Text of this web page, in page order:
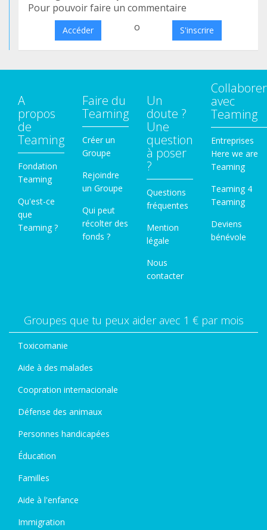
Pour pouvoir faire un commentaire
Accéder o S'inscrire
A
propos
de
Teaming
Fondation
Teaming
Qu'est-ce
que
Teaming ?
Faire du
Teaming
Créer un
Groupe
Rejoindre
un Groupe
Qui peut
récolter des
fonds ?
Un
doute ?
Une
question
à poser
?
Questions
fréquentes
Mention
légale
Nous
contacter
Collaborer
avec
Teaming
Entreprises
Here we are
Teaming
Teaming 4
Teaming
Deviens
bénévole
Groupes que tu peux aider avec 1 € par mois
Toxicomanie
Aide à des malades
Coopration internacionale
Défense des animaux
Personnes handicapées
Éducation
Familles
Aide à l'enfance
Immigration